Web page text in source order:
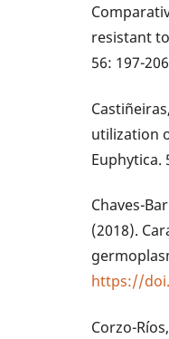
resistant
56: 197-
utilization
Euphytica.
Chaves-
(2018).
https://
Corzo-